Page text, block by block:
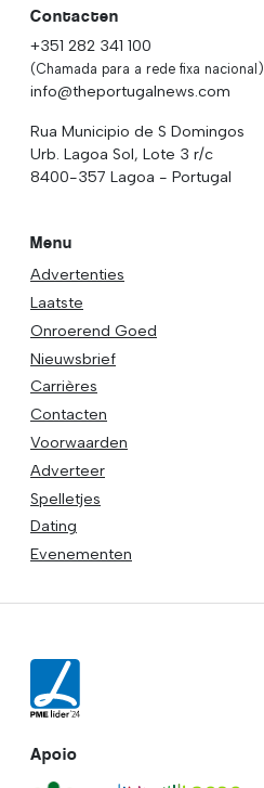
Contacten
+351 282 341 100
(Chamada para a rede fixa nacional)
info@theportugalnews.com
Rua Municipio de S Domingos
Urb. Lagoa Sol, Lote 3 r/c
8400-357 Lagoa - Portugal
Menu
Advertenties
Laatste
Onroerend Goed
Nieuwsbrief
Carrières
Contacten
Voorwaarden
Adverteer
Spelletjes
Dating
Evenementen
Apoio